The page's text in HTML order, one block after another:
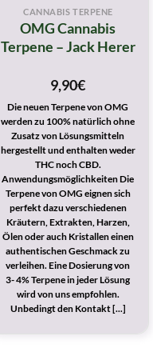
CANNABIS TERPENE
OMG Cannabis
Terpene – Jack Herer
9,90€
Die neuen Terpene von OMG
werden zu 100% natürlich ohne
Zusatz von Lösungsmitteln
hergestellt und enthalten weder
THC noch CBD.
Anwendungsmöglichkeiten Die
Terpene von OMG eignen sich
perfekt dazu verschiedenen
Kräutern, Extrakten, Harzen,
Ölen oder auch Kristallen einen
authentischen Geschmack zu
verleihen. Eine Dosierung von
3- 4% Terpene in jeder Lösung
wird von uns empfohlen.
Unbedingt den Kontakt [...]